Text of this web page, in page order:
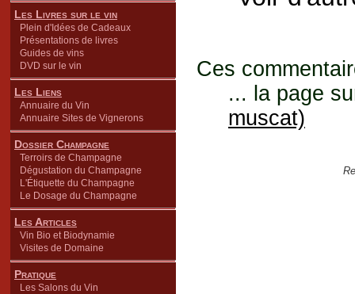
Les Livres sur le vin
Plein d'Idées de Cadeaux
Présentations de livres
Guides de vins
DVD sur le vin
Les Liens
Annuaire du Vin
Annuaire Sites de Vignerons
Dossier Champagne
Terroirs de Champagne
Dégustation du Champagne
L'Étiquette du Champagne
Le Dosage du Champagne
Les Articles
Vin Bio et Biodynamie
Visites de Domaine
Pratique
Les Salons du Vin
Ces
... la page
muscat)